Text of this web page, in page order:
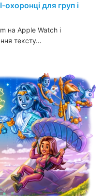
для груп і
на Apple Watch і
тексту…